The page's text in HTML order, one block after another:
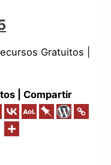
Gratuitos |
| Compartir